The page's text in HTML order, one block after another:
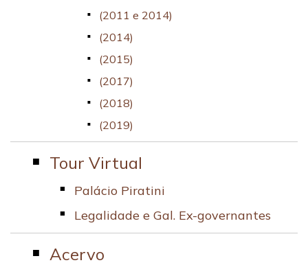
(2011 e 2014)
(2014)
(2015)
(2017)
(2018)
(2019)
Tour Virtual
Palácio Piratini
Legalidade e Gal. Ex-governantes
Acervo